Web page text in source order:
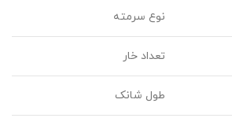
نوع سرمته
تعداد خار
طول شانک